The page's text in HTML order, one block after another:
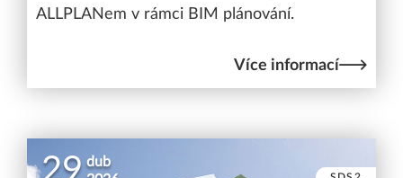
ALLPLANem v rámci BIM plánování.
Více informací
dub